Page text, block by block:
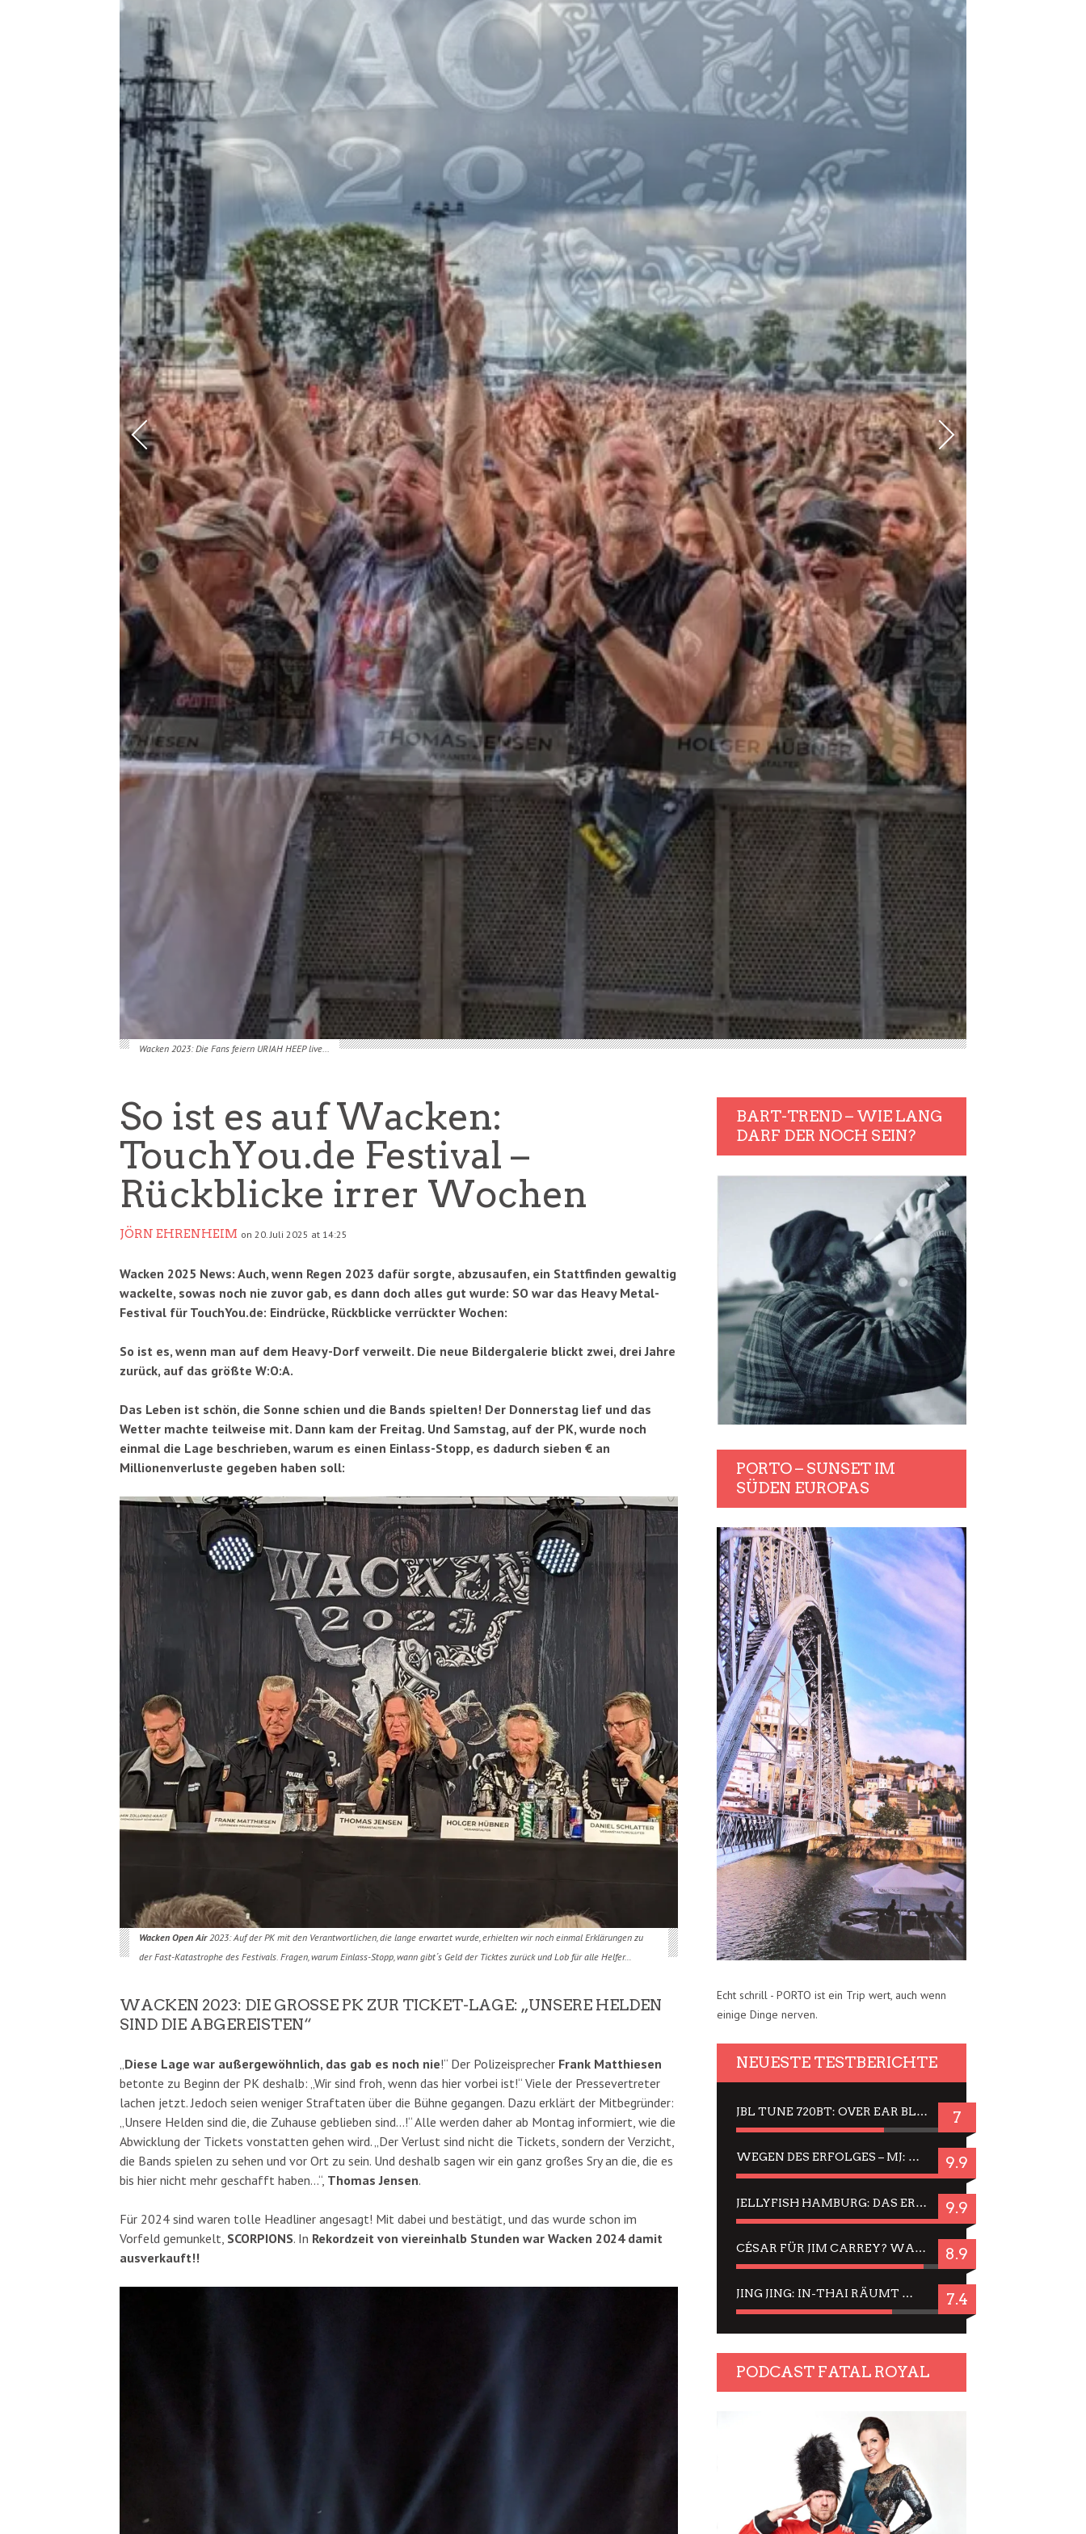
Wacken Open Air 2023: Das Matsch-Festival in Bildern...
So ist es auf Wacken:
TouchYou.de Festival –
Rückblicke irrer Wochen
JÖRN EHRENHEIM on 20. Juli 2025 at 14:25
Wacken 2025 News: Auch, wenn Regen 2023 dafür sorgte, abzusaufen, ein Stattfinden gewaltig
wackelte, sowas noch nie zuvor gab, es dann doch alles gut wurde: SO war das Heavy Metal-
Festival für TouchYou.de: Eindrücke, Rückblicke verrückter Wochen:
So ist es, wenn man auf dem Heavy-Dorf verweilt. Die neue Bildergalerie blickt zwei, drei Jahre
zurück, auf das größte W:O:A.
Das Leben ist schön, die Sonne schien und die Bands spielten! Der Donnerstag lief und das
Wetter machte teilweise mit. Dann kam der Freitag. Und Samstag, auf der PK, wurde noch
einmal die Lage beschrieben, warum es einen Einlass-Stopp, es dadurch sieben € an
Millionenverluste gegeben haben soll:
Wacken Open Air2023: Auf der PK mit den Verantwortlichen, die lange erwartet wurde, erhielten wir noch einmal Erklärungen zu
der Fast-Katastrophe des Festivals. Fragen, warum Einlass-Stopp, wann gibt´s Geld der Ticktes zurück und Lob für alle Helfer…
WACKEN 2023: DIE GROSSE PK ZUR TICKET-LAGE: „UNSERE HELDEN S
IND DIE ABGEREISTEN“
Diese Lage war außergewöhnlich, das gab es noch nie!“ Der Polizeisprecher Frank Matthiesen
betonte zu Beginn der PK deshalb: „Wir sind froh, wenn das hier vorbei ist!“ Viele der Pressevertreter
lachen jetzt. Jedoch seien weniger Straftaten über die Bühne gegangen. Dazu erklärt der Mitbegründer:
„Unsere Helden sind die, die Zuhause geblieben sind…!“ Alle werden daher ab Montag informiert, wie die
Abwicklung der Tickets vonstatten gehen wird. „Der Verlust sind nicht die Tickets, sondern der Verzicht,
die Bands spielen zu sehen und vor Ort zu sein. Und deshalb sagen wir ein ganz großes Sry an die, die es
bis hier nicht mehr geschafft haben…“, Thomas Jensen.
Für 2024 sind waren tolle Headliner angesagt! Mit dabei und bestätigt, und das wurde schon im
Vorfeld gemunkelt, SCORPIONS. In Rekordzeit von viereinhalb Stunden war Wacken 2024 damit
ausverkauft!!
BART-TREND – WIE LANG
DARF DER NOCH SEIN?
PORTO – SUNSET IM
SÜDEN EUROPAS
Echt schrill - PORTO ist ein Trip wert, auch wenn
einige Dinge nerven.
NEUESTE TESTBERICHTE
JBL TUNE 720BT: OVER EAR BLUETOOTH KOPFHÖRER UM DIE 50,-€ IM DAUER-TEST 7
WEGEN DES ERFOLGES – MJ: MICHAEL JACKSON MUSICAL IN EINER MATINEE SEHEN 9.9
JELLYFISH HAMBURG: DAS ERFOLGREICHE SOMMER-MENÜ 2025 IN GEFÜHLEN UND BILDERN 9.9
CÉSAR FÜR JIM CARREY? WARUM DAS EINER DER NERVIGSTEN ACTORS IST UND BLEIBT 8.9
JING JING: IN-THAI RÄUMT WIEDER TITEL AB – EIN ZWEI-STUNDEN-ERLEBNISBERICHT 7.4
PODCAST FATAL ROYAL